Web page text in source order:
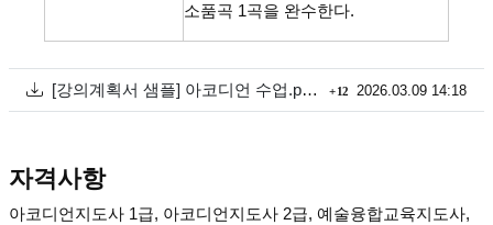
소품곡 1곡을 완수한다.
첨부 [강의계획서 샘플] 아코디언 수업.pdf 파일크기
(46.2K)
12회 다운로드
등록일
2026.03.09 14:18
자격사항
아코디언지도사 1급, 아코디언지도사 2급, 예술융합교육지도사,